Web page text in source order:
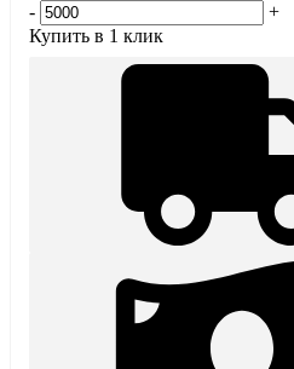
-
+
Купить в 1 клик